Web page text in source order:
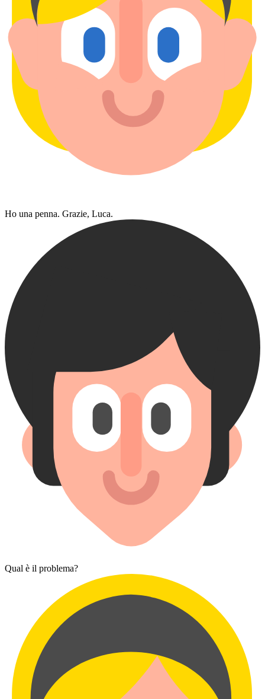
Ho una penna. Grazie, Luca.
Qual è il problema?